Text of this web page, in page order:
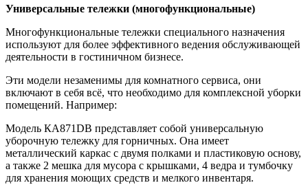
Универсальные тележки (многофункциональные)
Многофункциональные тележки специального назначения
используют для более эффективного ведения обслуживающей
деятельности в гостиничном бизнесе.
Эти модели незаменимы для комнатного сервиса, они
включают в себя всё, что необходимо для комплексной уборки
помещений. Например:
Модель КА871DB представляет собой универсальную
уборочную тележку для горничных. Она имеет
металлический каркас с двумя полками и пластиковую основу,
а также 2 мешка для мусора с крышками, 4 ведра и тумбочку
для хранения моющих средств и мелкого инвентаря.